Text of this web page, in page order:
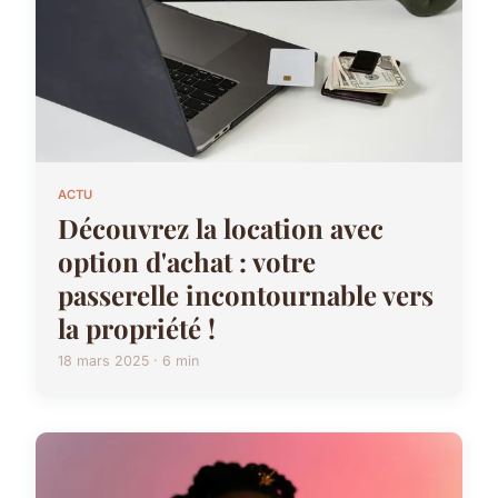
ACTU
Découvrez la location avec
option d'achat : votre
passerelle incontournable vers
la propriété !
18 mars 2025 · 6 min